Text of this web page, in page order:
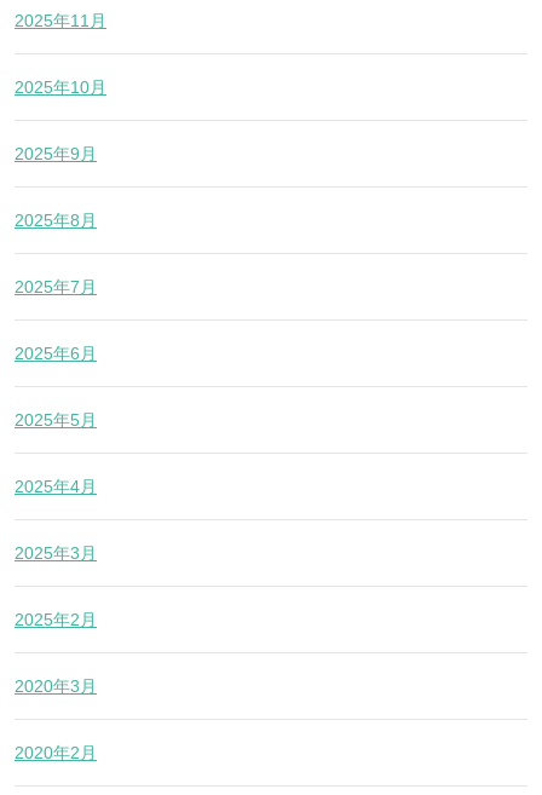
2025年11月
2025年10月
2025年9月
2025年8月
2025年7月
2025年6月
2025年5月
2025年4月
2025年3月
2025年2月
2020年3月
2020年2月